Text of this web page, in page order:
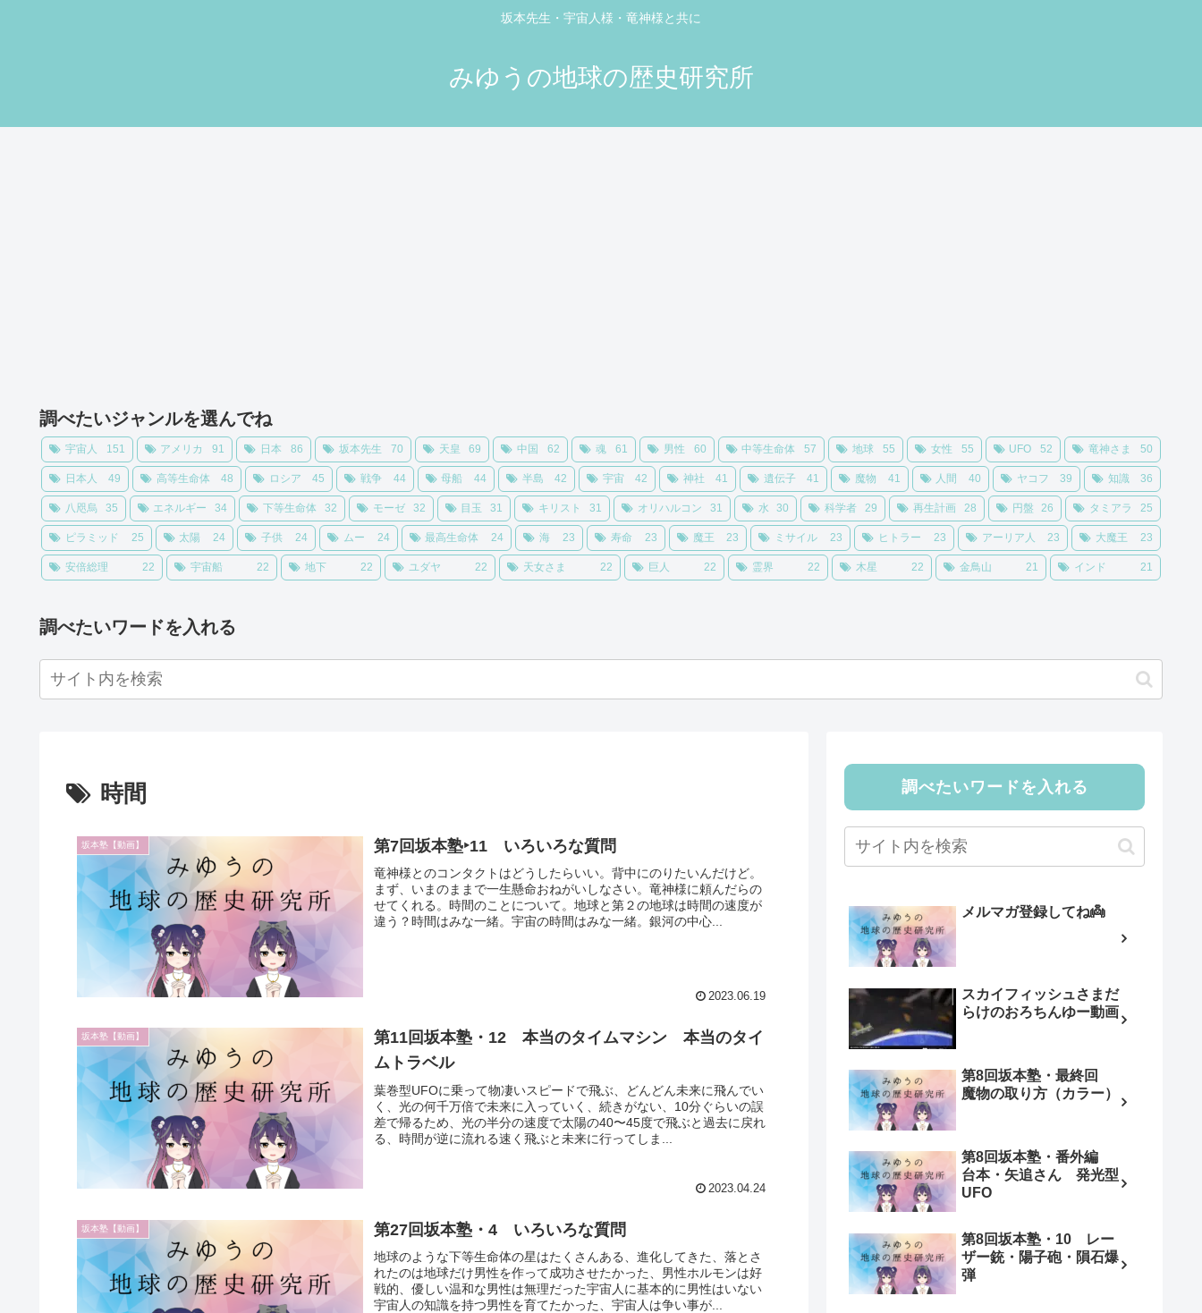
坂本先生・宇宙人様・竜神様と共に
みゆうの地球の歴史研究所
調べたいジャンルを選んでね
宇宙人 151 アメリカ 91 日本 86 坂本先生 70 天皇 69 中国 62 魂 61 男性 60 中等生命体 57 地球 55 女性 55 UFO 52 竜神さま 50
日本人 49 高等生命体 48 ロシア 45 戦争 44 母船 44 半島 42 宇宙 42 神社 41 遺伝子 41 魔物 41 人間 40 ヤコフ 39 知識 36
八咫烏 35 エネルギー 34 下等生命体 32 モーゼ 32 目玉 31 キリスト 31 オリハルコン 31 水 30 科学者 29 再生計画 28 円盤 26 タミアラ 25
ピラミッド 25 太陽 24 子供 24 ムー 24 最高生命体 24 海 23 寿命 23 魔王 23 ミサイル 23 ヒトラー 23 アーリア人 23 大魔王 23
安倍総理 22 宇宙船 22 地下 22 ユダヤ 22 天女さま 22 巨人 22 霊界 22 木星 22 金鳥山 21 インド 21
調べたいワードを入れる
時間
坂本塾【動画】 第7回坂本塾‣11 いろいろな質問
竜神様とのコンタクトはどうしたらいい。背中にのりたいんだけど。
まず、いまのままで一生懸命おねがいしなさい。竜神様に頼んだらの
せてくれる。時間のことについて。地球と第２の地球は時間の速度が
違う？時間はみな一緒。宇宙の時間はみな一緒。銀河の中心...
2023.06.19
坂本塾【動画】
第11回坂本塾・12 本当のタイムマシン 本当のタイ
ムトラベル
葉巻型UFOに乗って物凄いスピードで飛ぶ、どんどん未来に飛んでい
く、光の何千万倍で未来に入っていく、続きがない、10分ぐらいの誤
差で帰るため、光の半分の速度で太陽の40〜45度で飛ぶと過去に戻れ
る、時間が逆に流れる速く飛ぶと未来に行ってしま...
2023.04.24
坂本塾【動画】 第27回坂本塾・4 いろいろな質問
地球のような下等生命体の星はたくさんある、進化してきた、落とさ
れたのは地球だけ男性を作って成功させたかった、男性ホルモンは好
戦的、優しい温和な男性は無理だった宇宙人に基本的に男性はいない
宇宙人の知識を持つ男性を育てたかった、宇宙人は争い事が...
調べたいワードを入れる
メルマガ登録してね👼
スカイフィッシュさまだ
らけのおろちんゆー動画
第8回坂本塾・最終回
魔物の取り方（カラー）
第8回坂本塾・番外編
台本・矢追さん 発光型
UFO
第8回坂本塾・10 レー
ザー銃・陽子砲・隕石爆
弾